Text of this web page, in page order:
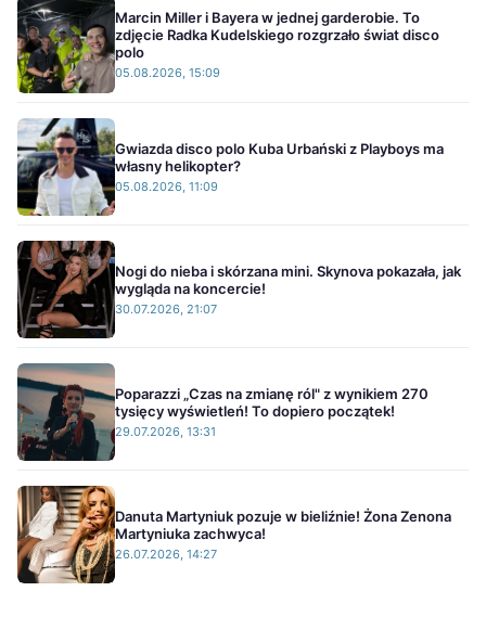
Marcin Miller i Bayera w jednej garderobie. To
zdjęcie Radka Kudelskiego rozgrzało świat disco
polo
05.08.2026, 15:09
Gwiazda disco polo Kuba Urbański z Playboys ma
własny helikopter?
05.08.2026, 11:09
Nogi do nieba i skórzana mini. Skynova pokazała, jak
wygląda na koncercie!
30.07.2026, 21:07
Poparazzi „Czas na zmianę ról" z wynikiem 270
tysięcy wyświetleń! To dopiero początek!
29.07.2026, 13:31
Danuta Martyniuk pozuje w bieliźnie! Żona Zenona
Martyniuka zachwyca!
26.07.2026, 14:27